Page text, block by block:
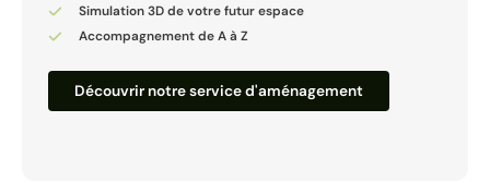
Simulation 3D de votre futur espace
Accompagnement de A à Z
Découvrir notre service d'aménagement